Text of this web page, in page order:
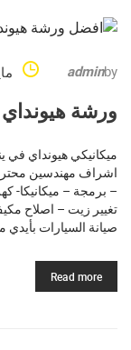
by
admin مايو
ورشة هيونداي
ميكانيكي هيونداي في
اشراف مهندسين
– برمجة – ميكانيكا-
تغيير زيت – اصلاح
صيانة السيارات
Read more